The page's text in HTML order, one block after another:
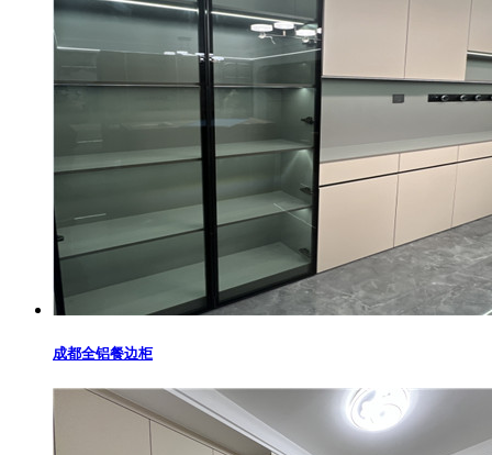
成都全铝餐边柜